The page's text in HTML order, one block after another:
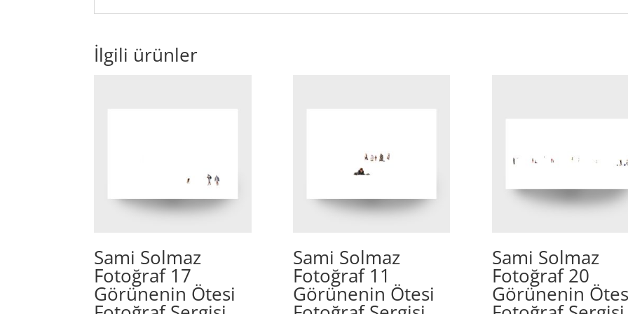
İlgili ürünler
Sami Solmaz
Fotoğraf 17
Görünenin Ötesi
Sami Solmaz
Fotoğraf 11
Görünenin Ötesi
Sami Solmaz
Fotoğraf 20
Görünenin